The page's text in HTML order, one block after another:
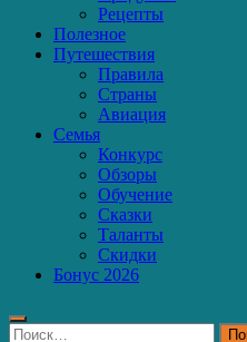
Рецепты
Полезное
Путешествия
Правила
Страны
Авиация
Семья
Конкурс
Обзоры
Обучение
Сказки
Таланты
Скидки
Бонус 2026
Найти: